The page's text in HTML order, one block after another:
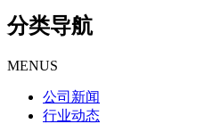
分类导航
MENUS
公司新闻
行业动态